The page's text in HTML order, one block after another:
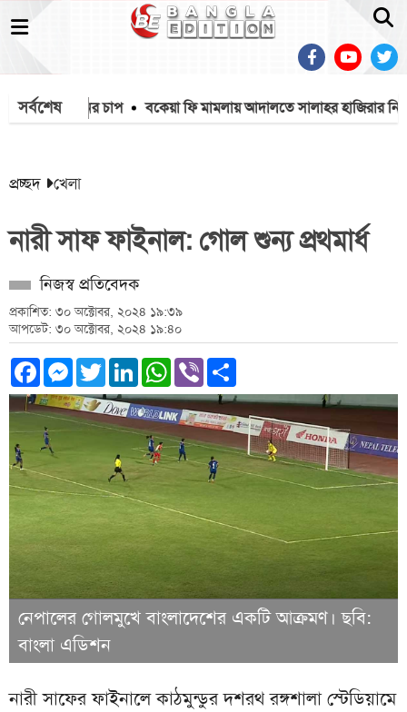
সর্বশেষ
পেন্টাগনের চাপ বকেয়া ফি মামলায় আদালতে সালাহর হাজিরার নির্দেশ
প্রচ্ছদ খেলা
নারী সাফ ফাইনাল: গোল শুন্য প্রথমার্ধ
নিজস্ব প্রতিবেদক
প্রকাশিত: ৩০ অক্টোবর, ২০২৪ ১৯:৩৯
আপডেট: ৩০ অক্টোবর, ২০২৪ ১৯:৪০
Facebook
Messenger
TwitterLinkedInWhatsApp
Viber
নেপালের গোলমুখে বাংলাদেশের একটি আক্রমণ। ছবি:
বাংলা এডিশন
নারী সাফের ফাইনালে কাঠমুন্ডুর দশরথ রঙ্গশালা স্টেডিয়ামে